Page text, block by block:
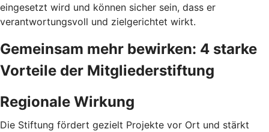
eingesetzt wird und können sicher sein, dass er
verantwortungsvoll und zielgerichtet wirkt.
Gemeinsam mehr bewirken: 4 starke
Vorteile der Mitgliederstiftung
Regionale Wirkung
Die Stiftung fördert gezielt Projekte vor Ort und stärkt